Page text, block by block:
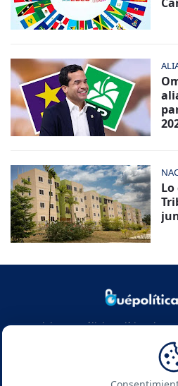
Noticias y análisis político de
mundo. Infórmate con rigor,
política